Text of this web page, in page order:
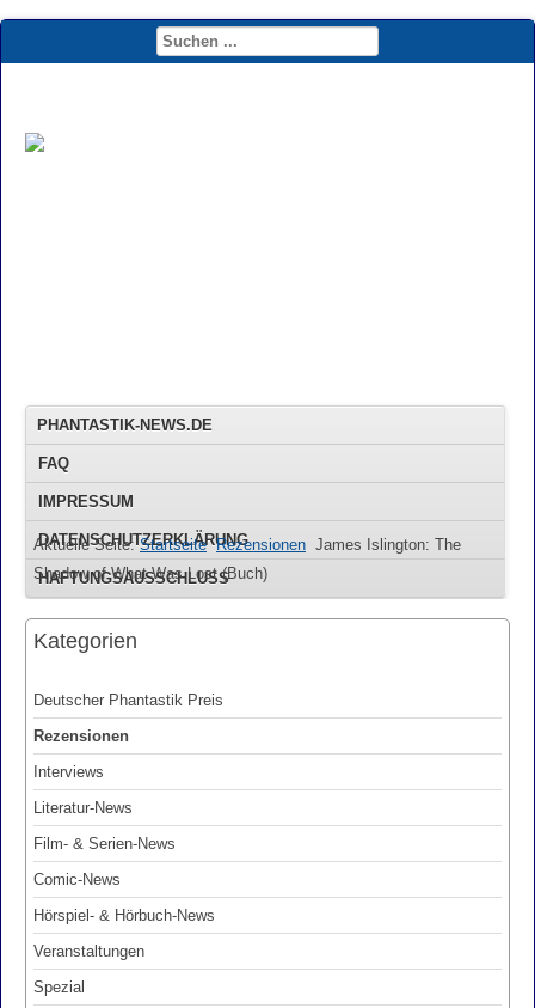
PHANTASTIK-NEWS.DE
FAQ
IMPRESSUM
DATENSCHUTZERKLÄRUNG
HAFTUNGSAUSSCHLUSS
Aktuelle Seite:Startseite Rezensionen James Islington: The
Shadow of What Was Lost (Buch)
Kategorien
Deutscher Phantastik Preis
Rezensionen
Interviews
Literatur-News
Film- & Serien-News
Comic-News
Hörspiel- & Hörbuch-News
Veranstaltungen
Spezial